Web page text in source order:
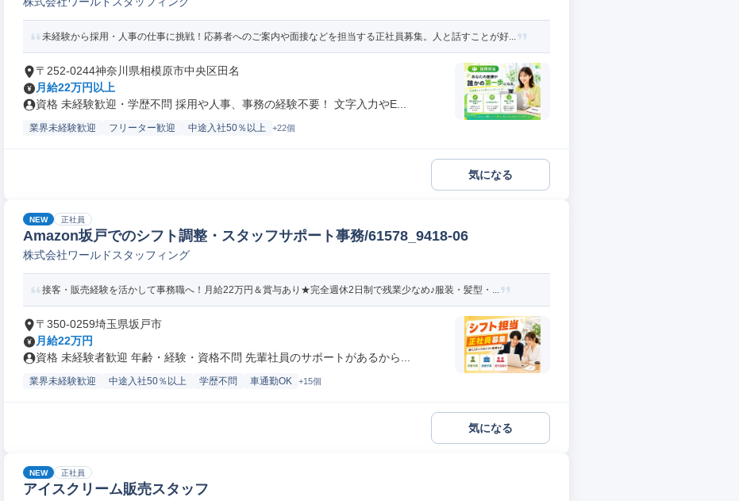
未経験から採用・人事の仕事に挑戦！応募者へのご案内や面接などを担当する正社員募集。人と話すことが好...
〒252-0244神奈川県相模原市中央区田名
月給22万円以上
資格 未経験歓迎・学歴不問 採用や人事、事務の経験不要！ 文字入力やE...
業界未経験歓迎 フリーター歓迎 中途入社50％以上 +22個
気になる
NEW 正社員
Amazon坂戸でのシフト調整・スタッフサポート事務/61578_9418-06
株式会社ワールドスタッフィング
接客・販売経験を活かして事務職へ！月給22万円＆賞与あり★完全週休2日制で残業少なめ♪服装・髪型・...
〒350-0259埼玉県坂戸市
月給22万円
資格 未経験者歓迎 年齢・経験・資格不問 先輩社員のサポートがあるから...
業界未経験歓迎 中途入社50％以上 学歴不問 車通勤OK +15個
気になる
NEW 正社員
アイスクリーム販売スタッフ